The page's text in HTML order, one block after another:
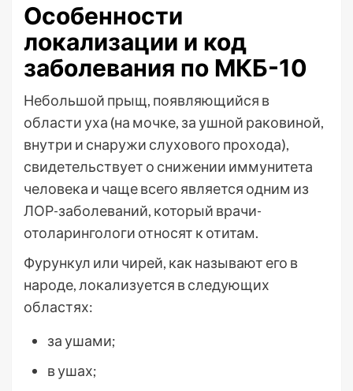
Особенности
локализации и код
заболевания по МКБ-10
Небольшой прыщ, появляющийся в
области уха (на мочке, за ушной раковиной,
внутри и снаружи слухового прохода),
свидетельствует о снижении иммунитета
человека и чаще всего является одним из
ЛОР-заболеваний, который врачи-
отоларингологи относят к отитам.
Фурункул или чирей, как называют его в
народе, локализуется в следующих
областях:
за ушами;
в ушах;